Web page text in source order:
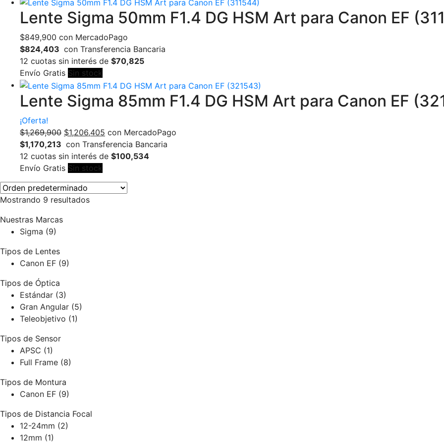
Lente Sigma 50mm F1.4 DG HSM Art para Canon EF
$849,900 con MercadoPago
$824,403 con Transferencia Bancaria
12 cuotas sin interés de $70,825
Envío Gratis Sin stock
Lente Sigma 85mm F1.4 DG HSM Art para Canon EF
¡Oferta!
$1,269,900 El
precio
original
era:
$1,269,900.
$1,206,405 El
precio
actual
$1,206,405.
con MercadoPago
$1,170,213 con Transferencia Bancaria
12 cuotas sin interés de $100,534
Envío Gratis Sin stock
Mostrando 9 resultados
Nuestras Marcas
Sigma (9)
Tipos de Lentes
Canon EF (9)
Tipos de Óptica
Estándar (3)
Gran Angular (5)
Teleobjetivo (1)
Tipos de Sensor
APSC (1)
Full Frame (8)
Tipos de Montura
Canon EF (9)
Tipos de Distancia Focal
12-24mm (2)
12mm (1)